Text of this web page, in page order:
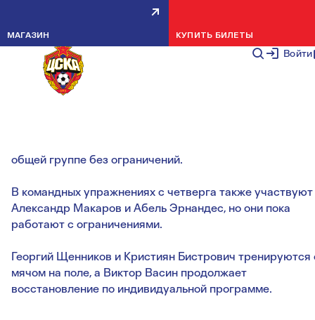
Войти
МАГАЗИН КУПИТЬ БИЛЕТЫ
НОВОСТИ МЕДИЦИНСКОГО
ШТАБА
НОВОСТИ КОМАНДЫ
общей группе без ограничений.
В командных упражнениях с четверга также участвуют
Александр Макаров и Абель Эрнандес, но они пока
работают с ограничениями.
Георгий Щенников и Кристиян Бистрович тренируются
мячом на поле, а Виктор Васин продолжает
восстановление по индивидуальной программе.